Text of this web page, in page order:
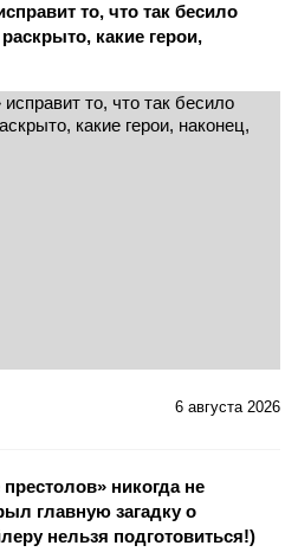
то, что так бесило
какие герои,
6 августа 2026
никогда не
главную загадку о
нельзя подготовиться!)